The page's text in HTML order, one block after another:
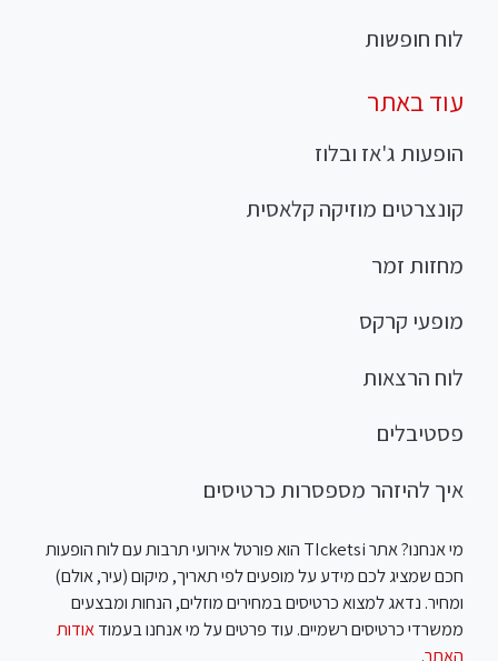
לוח חופשות
עוד באתר
הופעות ג'אז ובלוז
קונצרטים מוזיקה קלאסית
מחזות זמר
מופעי קרקס
לוח הרצאות
פסטיבלים
איך להיזהר מספסרות כרטיסים
מי אנחנו? אתר TIcketsi הוא פורטל אירועי תרבות עם לוח הופעות
חכם שמציג לכם מידע על מופעים לפי תאריך, מיקום (עיר, אולם)
ומחיר. נדאג למצוא כרטיסים במחירים מוזלים, הנחות ומבצעים
ממשרדי כרטיסים רשמיים. עוד פרטים על מי אנחנו בעמודאודות
האתר.